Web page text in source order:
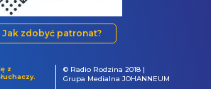
Jak zdobyć patronat?
z
© Radio Rodzina 2018 |
Grupa Medialna JOHANNEUM